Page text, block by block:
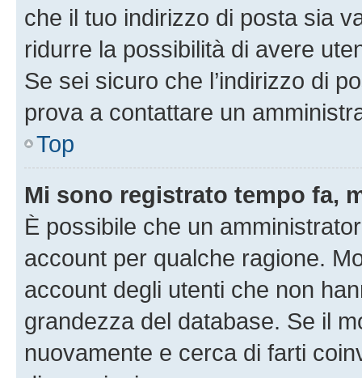
che il tuo indirizzo di posta sia
ridurre la possibilità di avere
Se sei sicuro che l’indirizzo di
prova a contattare un
Top
Mi sono registrato tempo fa,
È possibile che un
account per qualche ragione.
account degli utenti che non
grandezza del database. Se il
nuovamente e cerca di farti